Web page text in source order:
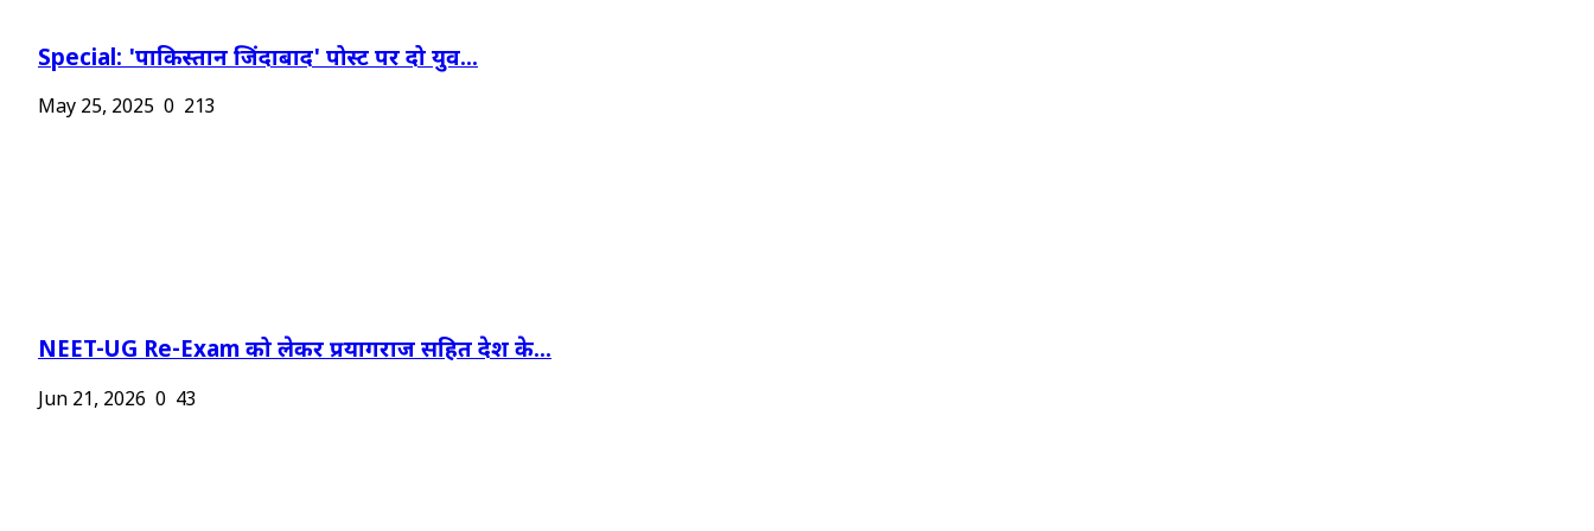
Special: 'पाकिस्तान जिंदाबाद' पोस्ट पर दो युव...
May 25, 2025 0 213
NEET-UG Re-Exam को लेकर प्रयागराज सहित देश के...
Jun 21, 2026 0 43